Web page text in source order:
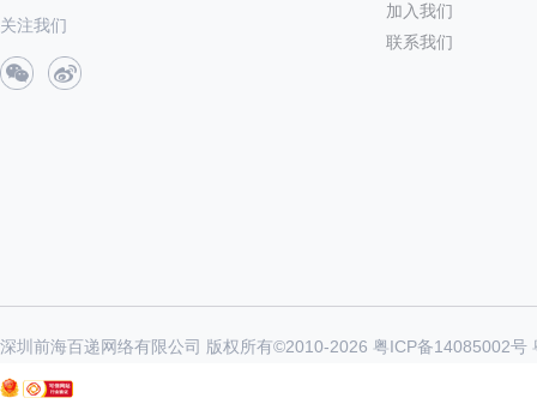
关注我们
加入我们
联系我们
深圳前海百递网络有限公司 版权所有©2010-2026 粤ICP备14085002号